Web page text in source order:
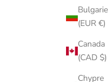
Bulgarie
(EUR €)
Canada
(CAD $)
Chypre